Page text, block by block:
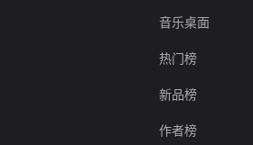
音乐桌面
热门榜
新品榜
作者榜